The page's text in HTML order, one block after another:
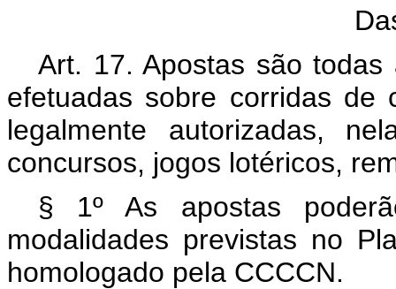
Art. 17. Apostas são
efetuadas sobre corridas de
legalmente autorizadas,
concursos, jogos lotéricos,
§ 1º As apostas
modalidades previstas no
homologado pela CCCCN.